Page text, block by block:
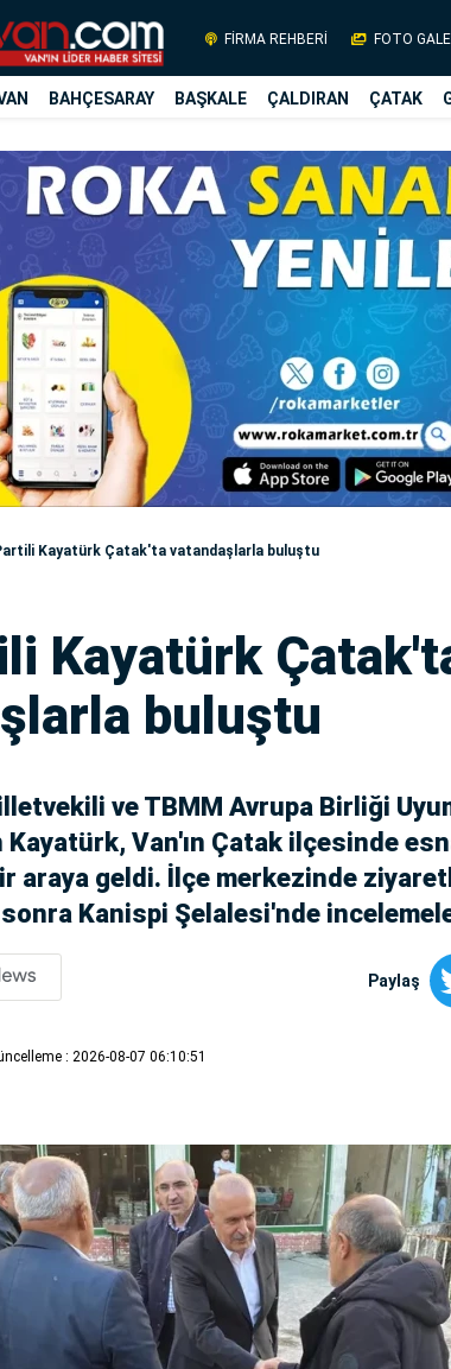
FİRMA REHBERİ FOTO
BAHÇESARAY BAŞKALE ÇALDIRAN ÇATAK
Kayatürk Çatak'ta vatandaşlarla buluştu
Kayatürk
buluştu
ve TBMM Avrupa Birliği
Kayatürk, Van'ın Çatak ilçesinde
araya geldi. İlçe merkezinde
Kanispi Şelalesi'nde
Paylaş
: 2026-08-07 06:10:51